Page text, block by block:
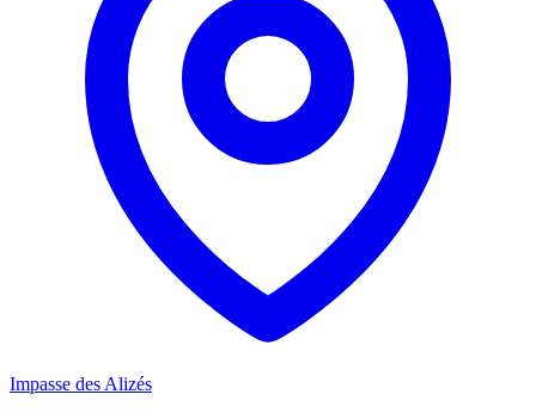
Impasse des Alizés